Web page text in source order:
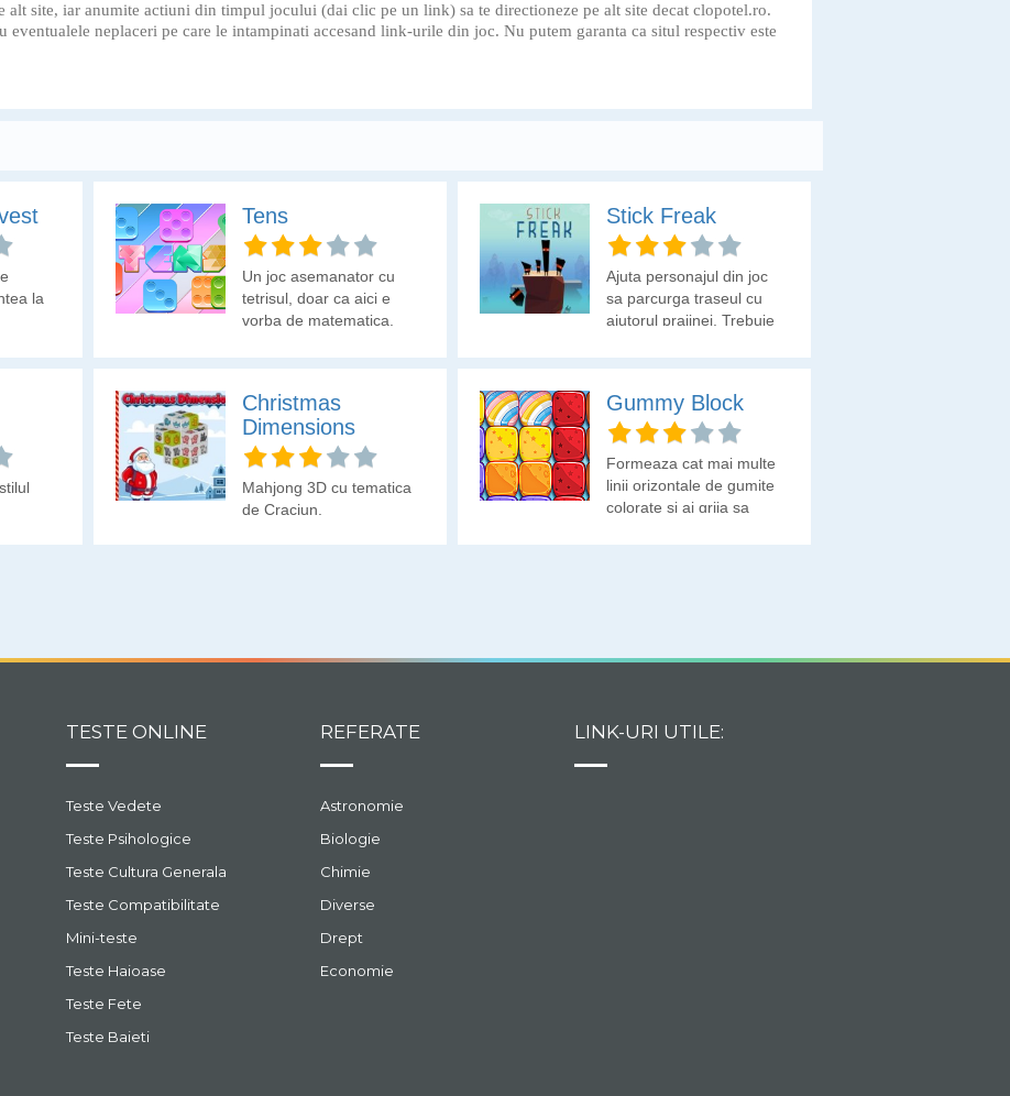
alt site, iar anumite actiuni din timpul jocului (dai clic pe un link) sa te directioneze pe alt site decat clopotel.ro.
eventualele neplaceri pe care le intampinati accesand link-urile din joc. Nu putem garanta ca situl respectiv este
la
Tens
Un joc asemanator cu
tetrisul, doar ca aici e
vorba de matematica.
Stick Freak
Ajuta personajul din joc
sa parcurga traseul cu
ajutorul prajinei. Trebuie
Christmas
Dimensions
Mahjong 3D cu tematica
de Craciun.
Gummy Block
Formeaza cat mai multe
linii orizontale de gumite
colorate si ai grija sa
TESTE ONLINE
Teste Vedete
Teste Psihologice
Teste Cultura Generala
Teste Compatibilitate
Mini-teste
Teste Haioase
Teste Fete
Teste Baieti
REFERATE
Astronomie
Biologie
Chimie
Diverse
Drept
Economie
LINK-URI UTILE: